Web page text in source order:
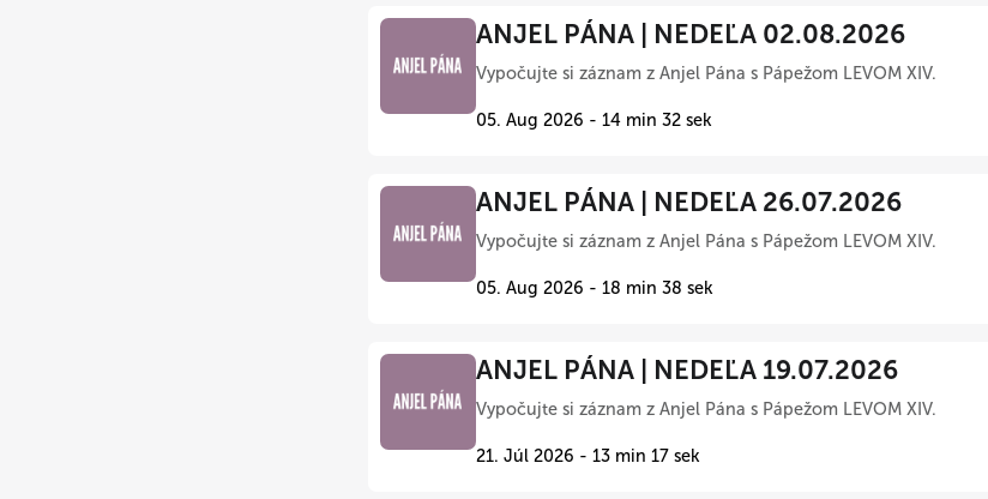
ANJEL PÁNA | NEDEĽA 02.08.2026
Vypočujte si záznam z Anjel Pána s Pápežom LEVOM XIV.
05. Aug 2026 - 14 min 32 sek
ANJEL PÁNA | NEDEĽA 26.07.2026
Vypočujte si záznam z Anjel Pána s Pápežom LEVOM XIV.
05. Aug 2026 - 18 min 38 sek
ANJEL PÁNA | NEDEĽA 19.07.2026
Vypočujte si záznam z Anjel Pána s Pápežom LEVOM XIV.
21. Júl 2026 - 13 min 17 sek